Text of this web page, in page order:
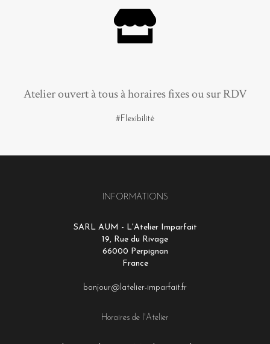
Atelier ouvert à tous à horaires fixes ou sur RDV
#Flexibilité
INFORMATIONS
SARL AUM - L'Atelier Imparfait
19, Rue du Rivage
66000 Perpignan
France
bonjour@latelier-imparfait.fr
Horaires de l'Atelier